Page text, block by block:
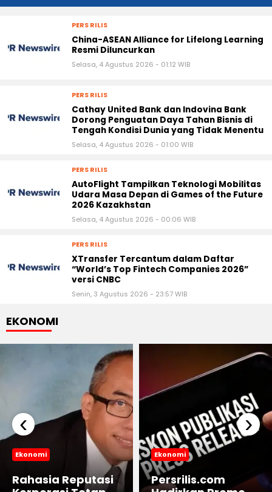
PERS RILIS
China-ASEAN Alliance for Lifelong Learning
Resmi Diluncurkan
Selasa, 4 Agustus 2026 - 01:12 WIB
PERS RILIS
Cathay United Bank dan Indovina Bank
Dorong Penguatan Daya Tahan Bisnis di
Tengah Kondisi Dunia yang Tidak Menentu
Selasa, 4 Agustus 2026 - 01:00 WIB
PERS RILIS
AutoFlight Tampilkan Teknologi Mobilitas
Udara Masa Depan di Games of the Future
2026 Kazakhstan
Selasa, 4 Agustus 2026 - 00:06 WIB
PERS RILIS
XTransfer Tercantum dalam Daftar
“World’s Top Fintech Companies 2026”
versi CNBC
Senin, 3 Agustus 2026 - 23:57 WIB
EKONOMI
Ekonomi
Rahasia Reputasi
Ekonomi
Persrilis.com
‹ ›